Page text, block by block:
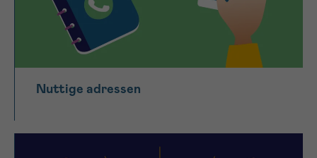
Nuttige adressen